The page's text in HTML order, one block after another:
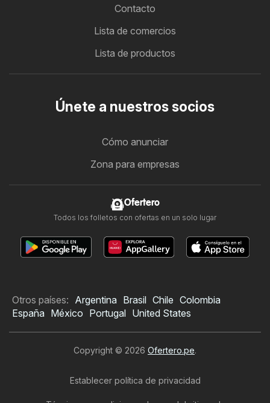
Contacto
Lista de comercios
Lista de productos
Únete a nuestros socios
Cómo anunciar
Zona para empresas
Ofertero
Todos los folletos con ofertas en un solo lugar
Otros países: Argentina Brasil Chile Colombia
España México Portugal United States
Copyright © 2026 Ofertero.pe.
Establecer política de privacidad